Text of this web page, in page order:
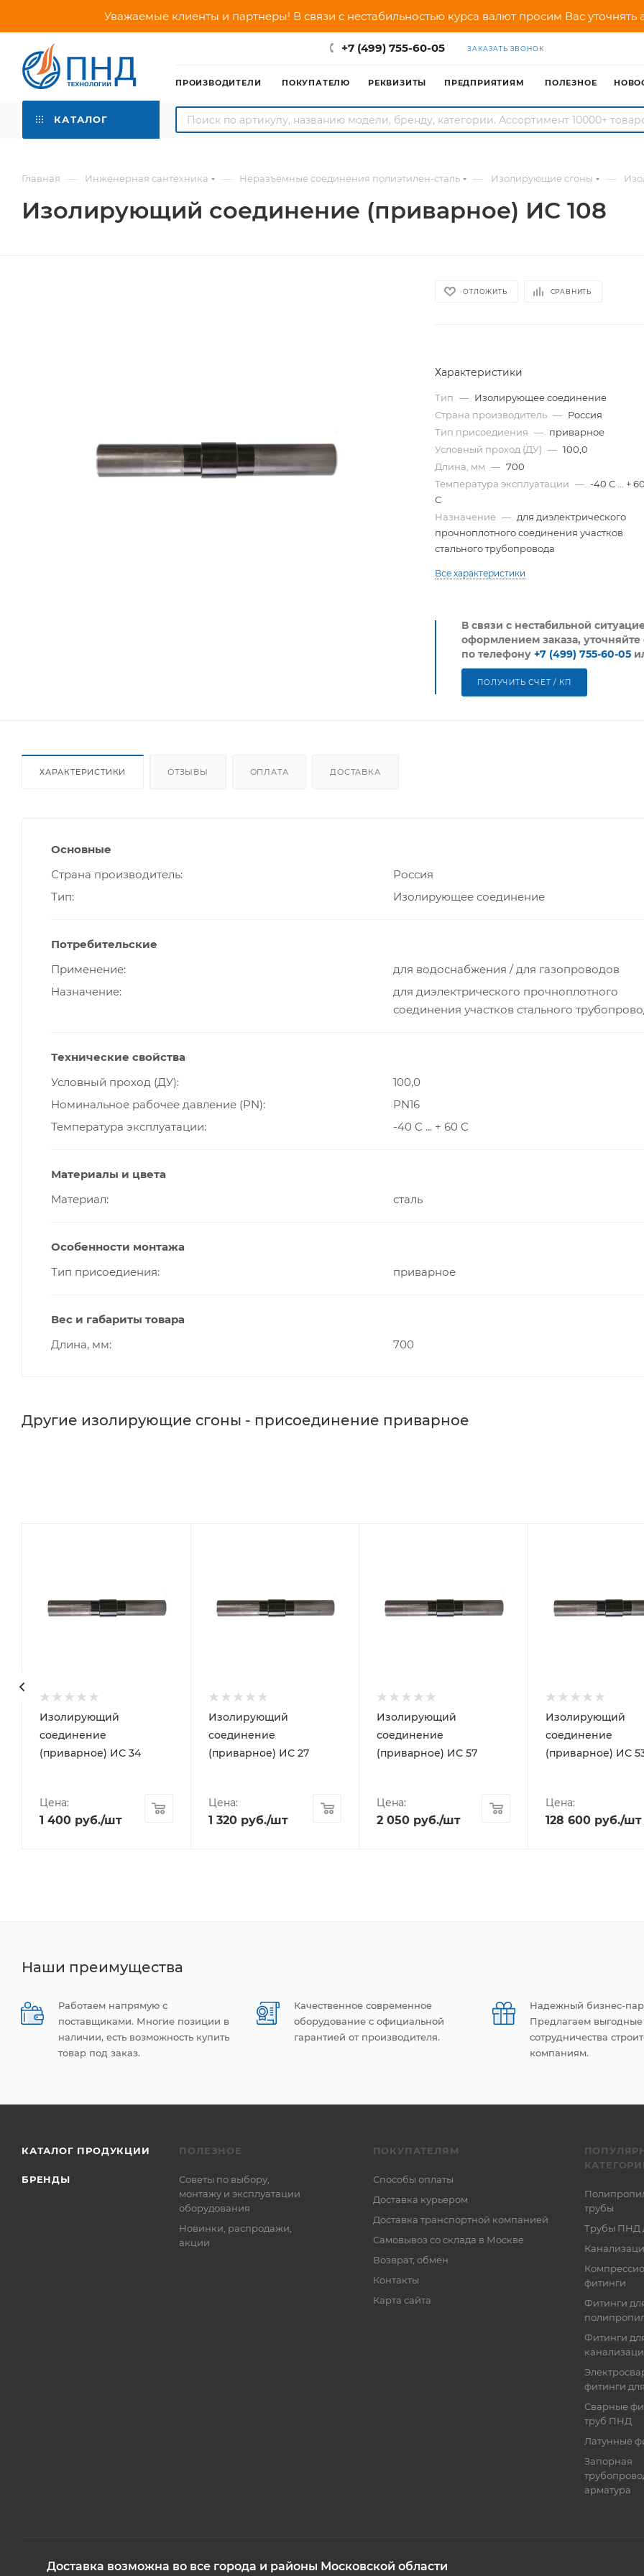
Уважаемые клиенты и партнеры! В связи с нестабильностью курса валют просим Вас
+7 (499) 755-60-05 ЗАКАЗАТЬ ЗВОНОК
ПРОИЗВОДИТЕЛИ ПОКУПАТЕЛЮ РЕКВИЗИТЫ ПРЕДПРИЯТИЯМ ПОЛЕЗНОЕ
КАТАЛОГ
Главная — Инженерная сантехника — Неразъемные соединения полиэтилен-сталь — Изолирующие сгоны —
Изолирующий соединение (приварное) ИС 108
ОТЛОЖИТЬ СРАВНИТЬ
Характеристики
Тип — Изолирующее соединение
Страна производитель — Россия
Тип присоедиения — приварное
Условный проход (ДУ) — 100,0
Длина, мм — 700
Температура эксплуатации — -40 С ... +
С
Назначение — для диэлектрического
прочноплотного соединения участков
стального трубопровода
Все характеристики
В связи с нестабильной
оформлением заказа,
по телефону+7 (499) 755-60-05
ПОЛУЧИТЬ СЧЕТ / КП
ХАРАКТЕРИСТИКИ ОТЗЫВЫ ОПЛАТА ДОСТАВКА
Основные
Страна производитель
Россия
Тип
Изолирующее соединение
Потребительские
Применение
для водоснабжения / для газопроводов
Назначение
для диэлектрического прочноплотного
соединения участков стального
Технические свойства
Условный проход (ДУ)
100,0
Номинальное рабочее давление (PN)
PN16
Температура эксплуатации
-40 С ... + 60 С
Материалы и цвета
Материал
сталь
Особенности монтажа
Тип присоедиения
приварное
Вес и габариты товара
Длина, мм
700
Другие изолирующие сгоны - присоединение приварное
Изолирующий
соединение
(приварное) ИС 34
Цена:
1 400руб./шт
Изолирующий
соединение
(приварное) ИС 27
Цена:
1 320руб./шт
Изолирующий
соединение
(приварное) ИС 57
Цена:
2 050 руб./шт
Изолирующий
соединение
(приварное) ИС
Цена:
128 600 руб./шт
Наши преимущества
Работаем напрямую с
поставщиками. Многие позиции в
наличии, есть возможность купить
товар под заказ.
Качественное современное
оборудование с официальной
гарантией от производителя.
Надежный бизнес-
Предлагаем выгодные
сотрудничества
компаниям.
КАТАЛОГ ПРОДУКЦИИ
БРЕНДЫ
ПОЛЕЗНОЕ
Советы по выбору,
монтажу и эксплуатации
оборудования
Новинки, распродажи,
акции
ПОКУПАТЕЛЯМ
Способы оплаты
Доставка курьером
Доставка транспортной компанией
Самовывоз со склада в Москве
Возврат, обмен
Контакты
Карта сайта
трубы
Трубы ПНД
фитинги
Фитинги
Фитинги
фитинги
Сварные
труб ПНД
Латунные
Запорная
арматура
Доставка возможна во все города и районы Московской области